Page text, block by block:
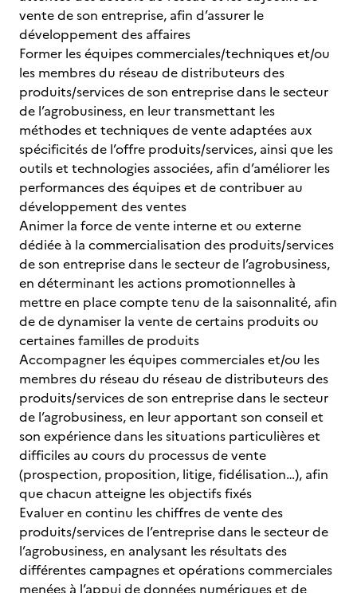
vente de son entreprise, afin d’assurer le
développement des affaires
Former les équipes commerciales/techniques et/ou
les membres du réseau de distributeurs des
produits/services de son entreprise dans le secteur
de l’agrobusiness, en leur transmettant les
méthodes et techniques de vente adaptées aux
spécificités de l’offre produits/services, ainsi que les
outils et technologies associées, afin d’améliorer les
performances des équipes et de contribuer au
développement des ventes
Animer la force de vente interne et ou externe
dédiée à la commercialisation des produits/services
de son entreprise dans le secteur de l’agrobusiness,
en déterminant les actions promotionnelles à
mettre en place compte tenu de la saisonnalité, afin
de de dynamiser la vente de certains produits ou
certaines familles de produits
Accompagner les équipes commerciales et/ou les
membres du réseau du réseau de distributeurs des
produits/services de son entreprise dans le secteur
de l’agrobusiness, en leur apportant son conseil et
son expérience dans les situations particulières et
difficiles au cours du processus de vente
(prospection, proposition, litige, fidélisation…), afin
que chacun atteigne les objectifs fixés
Evaluer en continu les chiffres de vente des
produits/services de l’entreprise dans le secteur de
l’agrobusiness, en analysant les résultats des
différentes campagnes et opérations commerciales
menées à l’appui de données numériques et de